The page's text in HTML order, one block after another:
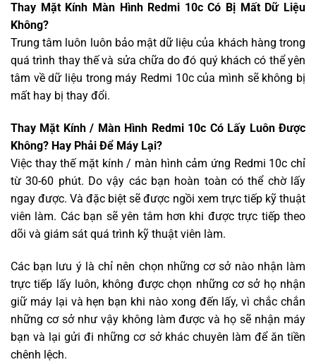
Thay Mặt Kính Màn Hình Redmi 10c Có Bị Mất Dữ Liệu
Không?
Trung tâm luôn luôn bảo mật dữ liệu của khách hàng trong
quá trình thay thế và sửa chữa do đó quý khách có thể yên
tâm về dữ liệu trong máy Redmi 10c của mình sẽ không bị
mất hay bị thay đổi.
Thay Mặt Kính / Màn Hình Redmi 10c Có Lấy Luôn Được
Không? Hay Phải Để Máy Lại?
Việc thay thế mặt kính / màn hình cảm ứng Redmi 10c chỉ
từ 30-60 phút. Do vậy các bạn hoàn toàn có thể chờ lấy
ngay được. Và đặc biệt sẽ được ngồi xem trực tiếp kỹ thuật
viên làm. Các bạn sẽ yên tâm hơn khi được trực tiếp theo
dõi và giám sát quá trình kỹ thuật viên làm.
Các bạn lưu ý là chỉ nên chọn những cơ sở nào nhận làm
trực tiếp lấy luôn, không được chọn những cơ sở họ nhận
giữ máy lại và hẹn bạn khi nào xong đến lấy, vì chắc chắn
những cơ sở như vậy không làm được và họ sẽ nhận máy
bạn và lại gửi đi những cơ sở khác chuyên làm để ăn tiền
chênh lệch.